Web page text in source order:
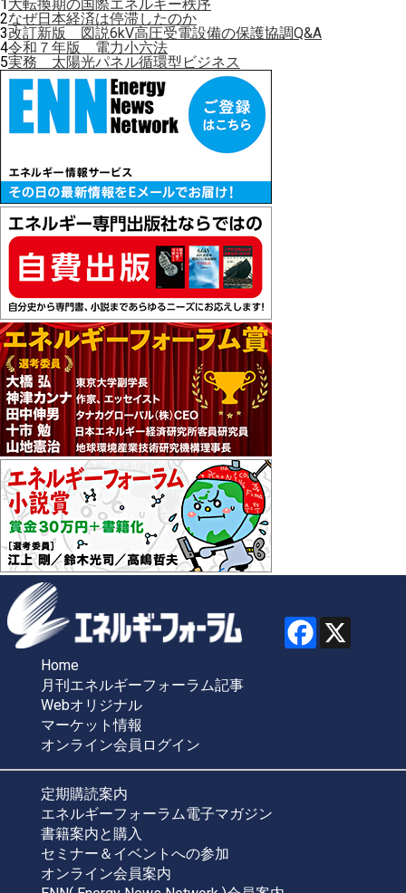
1 大転換期の国際エネルギー秩序
2なぜ日本経済は停滞したのか
3改訂新版 図説6kV高圧受電設備の保護協調Q&A
4令和７年版 電力小六法
5実務 太陽光パネル循環型ビジネス
Home
月刊エネルギーフォーラム記事
Webオリジナル
マーケット情報
オンライン会員ログイン
定期購読案内
エネルギーフォーラム電子マガジン
書籍案内と購入
セミナー＆イベントへの参加
オンライン会員案内